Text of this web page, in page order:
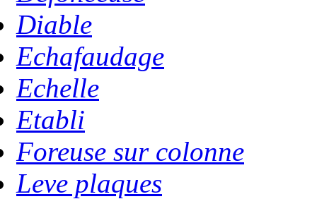
Diable
Echafaudage
Echelle
Etabli
Foreuse sur colonne
Leve plaques